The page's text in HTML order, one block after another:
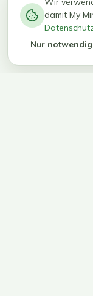
kg in 12
Wochen
ihr Ziel
damit My
Nur